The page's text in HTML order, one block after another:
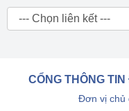
CỔNG THÔNG
Đơn vị chủ